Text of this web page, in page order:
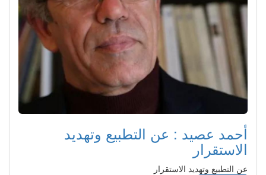
أحمد عصيد : عن التطبيع وتهديد
الاستقرار
عن التطبيع وتهديد الاستقرار